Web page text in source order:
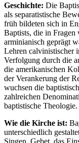
Geschichte: Die
als separatistische
früh bildeten sich in
Baptists, die in Fragen
arminianisch geprägt
Lehren calvinistischer
Verfolgung durch die
die amerikanischen
der Verankerung der
wuchsen die
zahlreichen
baptistische Theologie.
Wie die Kirche ist:
unterschiedlich
Singen, Gebet, das